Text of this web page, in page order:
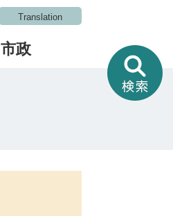
Translation
市政
情
報
を